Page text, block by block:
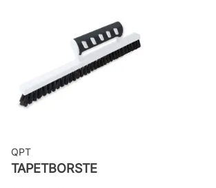
Leverantörens artikelnummer:
12303
QPT
TAPETBORSTE